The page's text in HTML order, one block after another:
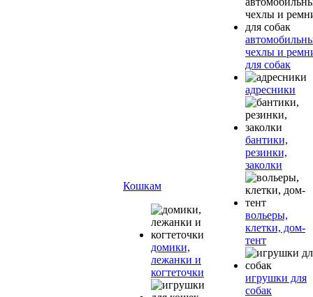
Кошкам
домики,
лежанки и
когтеточки
чехлы и
для собак
адресники
бантики,
резинки,
заколки
вольеры,
клетки, дом-
тент
игрушки для
собак